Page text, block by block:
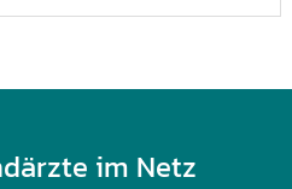
im Netz